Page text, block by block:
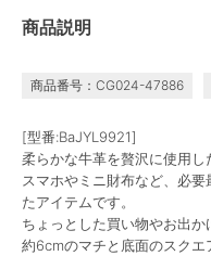
商品説明
商品番号：CG024-47886
[型番:BaJYL9921]
柔らかな牛革を贅沢に使用し
スマホやミニ財布など、必
たアイテムです。
ちょっとした買い物やお出か
約6cmのマチと底面のスクエ